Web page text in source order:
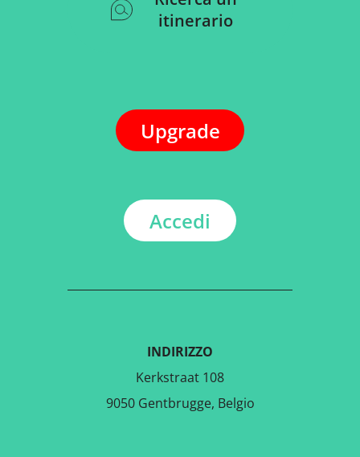
itinerario
Upgrade
Accedi
INDIRIZZO
Kerkstraat 108
9050 Gentbrugge, Belgio